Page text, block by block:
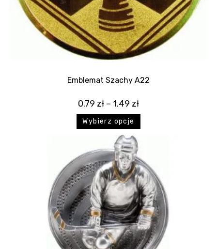
Emblemat Szachy A22
0.79 zł – 1.49 zł
Wybierz opcje